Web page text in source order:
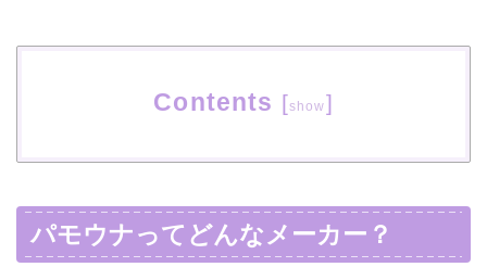
Contents [show]
パモウナってどんなメーカー？